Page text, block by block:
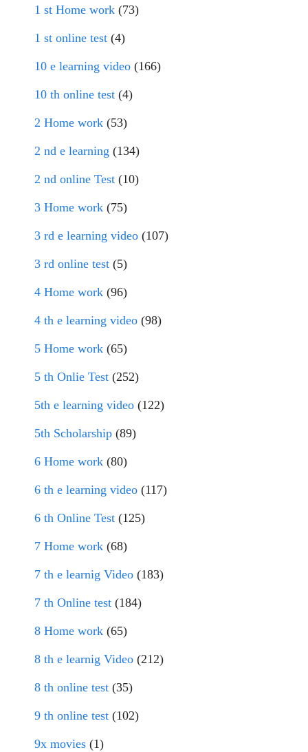
1 st Home work (73)
1 st online test (4)
10 e learning video (166)
10 th online test (4)
2 Home work (53)
2 nd e learning (134)
2 nd online Test (10)
3 Home work (75)
3 rd e learning video (107)
3 rd online test (5)
4 Home work (96)
4 th e learning video (98)
5 Home work (65)
5 th Onlie Test (252)
5th e learning video (122)
5th Scholarship (89)
6 Home work (80)
6 th e learning video (117)
6 th Online Test (125)
7 Home work (68)
7 th e learnig Video (183)
7 th Online test (184)
8 Home work (65)
8 th e learnig Video (212)
8 th online test (35)
9 th online test (102)
9x movies (1)